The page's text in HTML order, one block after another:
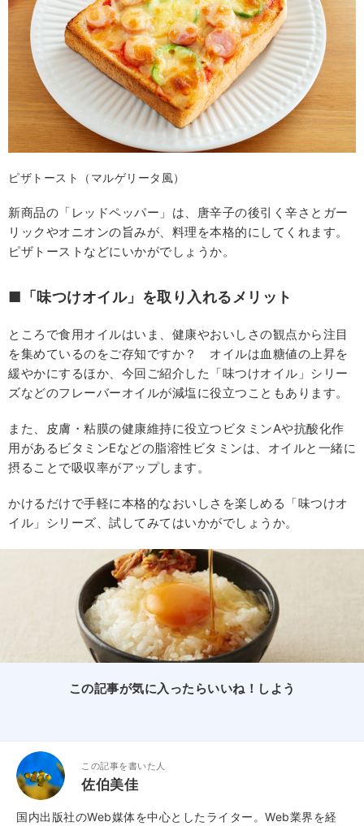
ピザトースト（マルゲリータ風）
新商品の「レッドペッパー」は、唐辛子の後引く辛さとガー
リックやオニオンの旨みが、料理を本格的にしてくれます。
ピザトーストなどにいかがでしょうか。
■「味つけオイル」を取り入れるメリット
ところで食用オイルはいま、健康やおいしさの観点から注目
を集めているのをご存知ですか？ オイルは血糖値の上昇を
緩やかにするほか、今回ご紹介した「味つけオイル」シリー
ズなどのフレーバーオイルが減塩に役立つこともあります。
また、皮膚・粘膜の健康維持に役立つビタミンAや抗酸化作
用があるビタミンEなどの脂溶性ビタミンは、オイルと一緒に
摂ることで吸収率がアップします。
かけるだけで手軽に本格的なおいしさを楽しめる「味つけオ
イル」シリーズ、試してみてはいかがでしょうか。
この記事が気に入ったらいいね！しよう
この記事を書いた人
佐伯美佳
国内出版社のWeb媒体を中心としたライター。Web業界を経